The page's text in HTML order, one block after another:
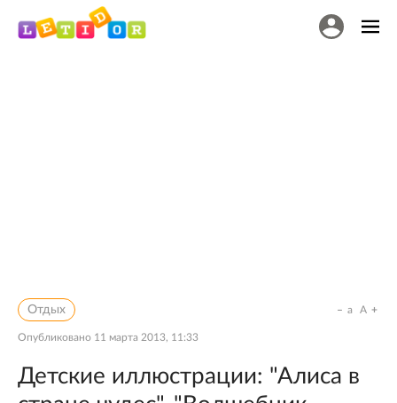
Отдых
Опубликовано 11 марта 2013, 11:33
a A
Детские иллюстрации: "Алиса в